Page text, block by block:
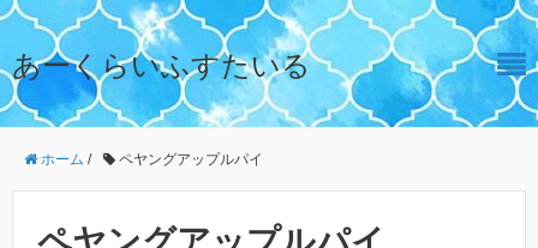
あーくらいふすたいる
ホーム / ペヤングアップルパイ